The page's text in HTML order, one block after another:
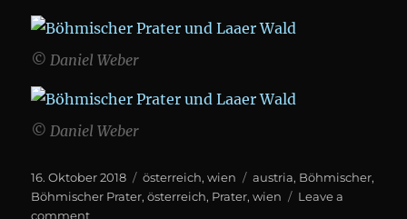
© Daniel Weber
© Daniel Weber
Posted
on
16. Oktober 2018 Categories
österreich,wien Tags
austria, Böhmischer,
Böhmischer Prater,österreich, Prater,wien
Leave a
commenton